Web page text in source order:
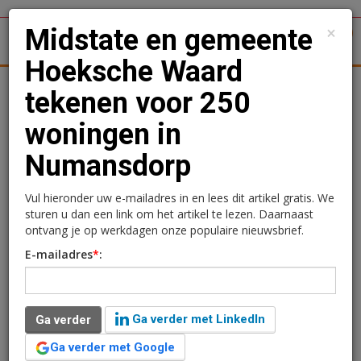
Midstate en gemeente
Hoeksche Waard tekenen
voor 250 woningen in
Numansdorp
Wethouder Harry van Waveren van gemeente
Hoeksche Waard heeft samen met Ed Maas en At Ton
×
Midstate en gemeente
Hoeksche Waard
tekenen voor 250
woningen in
Numansdorp
Vul hieronder uw e-mailadres in en lees dit artikel gratis. We
sturen u dan een link om het artikel te lezen. Daarnaast
ontvang je op werkdagen onze populaire nieuwsbrief.
E-mailadres*:
Ga verder
Ga verder met LinkedIn
Ga verder met Google